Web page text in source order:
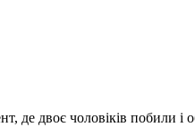
де двоє чоловіків побили і